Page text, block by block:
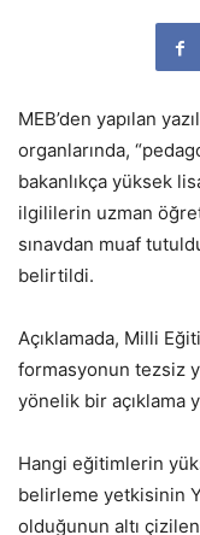
MEB’den yapılan
organlarında,
bakanlıkça yüksek
ilgililerin uzman
sınavdan muaf
belirtildi.
Açıklamada, Milli
formasyonun tezsiz
yönelik bir açıklama
Hangi eğitimlerin
belirleme yetkisinin
olduğunun altı